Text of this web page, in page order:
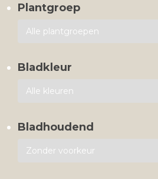
Plantgroep
Bladkleur
Bladhoudend